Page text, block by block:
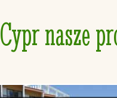
Cypr nasze